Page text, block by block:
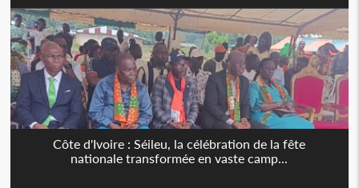
Côte d'Ivoire : Séileu, la célébration de la fête
nationale transformée en vaste camp...